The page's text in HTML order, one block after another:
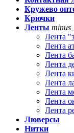
Кружево
Крючки
Ленты
Лента
Лента
Лента
Лента
Лента
Лента
Лента
Лента
Лента
Люверсы
Нитки